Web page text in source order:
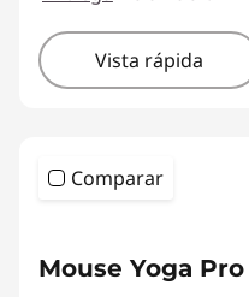
Vista rápida
Comparar
Mouse Yoga Pro